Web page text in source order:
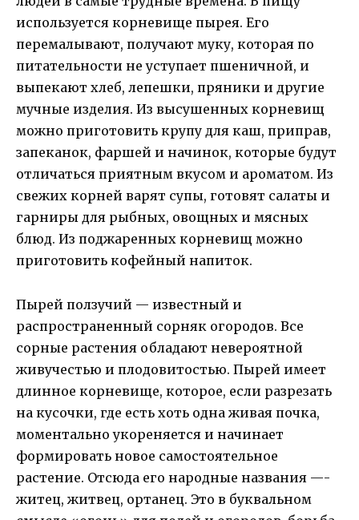
используется корневище пырея. Его
перемалывают, получают муку, которая по
питательности не уступает пшеничной, и
выпекают хлеб, лепешки, пряники и другие
мучные изделия. Из высушенных корневищ
можно приготовить крупу для каш, приправ,
запеканок, фаршей и начинок, которые будут
отличаться приятным вкусом и ароматом. Из
свежих корней варят супы, готовят салаты и
гарниры для рыбных, овощных и мясных
блюд. Из поджаренных корневищ можно
приготовить кофейный напиток.
Пырей ползучий — известный и
распространенный сорняк огородов. Все
сорные растения обладают невероятной
живучестью и плодовитостью. Пырей имеет
длинное корневище, которое, если разрезать
на кусочки, где есть хоть одна живая почка,
моментально укореняется и начинает
формировать новое самостоятельное
растение. Отсюда его народные названия —-
житец, житвец, ортанец. Это в буквальном